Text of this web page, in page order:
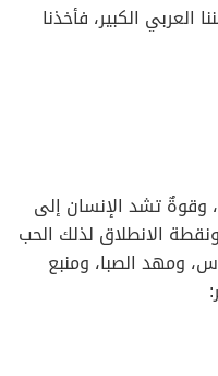
الكبير، فأخذنا
تشد الإنسان إلى
ونقطة الانطلاق لذلك الحب
ومهد الصبا، ومنبع